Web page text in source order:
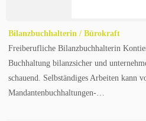
Bilanzbuchhalterin / Bürokraft
Freiberufliche Bilanzbuchhalterin
Buchhaltung bilanzsicher und
schauend. Selbständiges Arbeiten kann
Mandantenbuchhaltungen-…